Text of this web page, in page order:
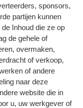
sponsors,
partijen kunnen
Inhoud die ze op
de gehele of
overmaken,
of verkoop,
of andere
naar deze
website die in
u, uw werkgever of